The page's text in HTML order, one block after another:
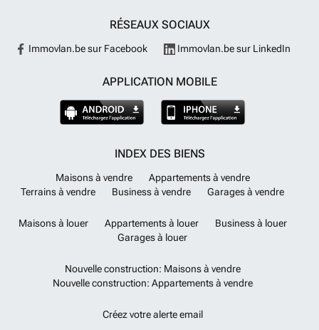
RÉSEAUX SOCIAUX
Immovlan.be sur Facebook Immovlan.be sur LinkedIn
APPLICATION MOBILE
INDEX DES BIENS
Maisons à vendre
Appartements à vendre
Terrains à vendre
Business à vendre Garages à vendre
Maisons à louer Appartements à louer
Business à louer
Garages à louer
Nouvelle construction: Maisons à vendre
Nouvelle construction: Appartements à vendre
Créez votre alerte email